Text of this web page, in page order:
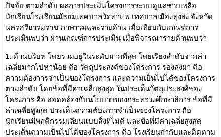
ปัจจัย ตามลำดับ ผลการประเมินโครงการระบบดูแลช่วยเหลือ
นักเรียนโรงเรียนมัธยมเทศบาลวัดท่าแพ เทศบาลเมืองทุ่งสง จังหวัด
นครศรีธรรมราช ภาพรวมและรายด้าน เมื่อเทียบกับเกณฑ์การ
ประเมินพบว่า ผ่านเกณฑ์การประเมิน เมื่อพิจารณารายด้านพบว่า
1. ด้านบริบท โดยรวมอยู่ในระดับมากที่สุด โดยเรียงลำดับจากค่า
เฉลี่ยมากไปหาน้อย คือ วัตถุประสงค์ของโครงการ รองลงมา คือ
ความต้องการจำเป็นของโครงการ และความเป็นไปได้ของโครงการ
ตามลำดับ โดยข้อที่มีค่าเฉลี่ยสูงสุด ในประเด็นวัตถุประสงค์ของ
โครงการ คือ สอดคล้องกับนโยบายของกระทรวงศึกษาธิการ ข้อที่มี
ค่าเฉลี่ยสูงสุด ประเด็นความต้องการจำเป็นของโครงการ คือ
นักเรียนมีพฤติกรรมเลียนแบบสิ่งที่ไม่ดี และข้อที่มีค่าเฉลี่ยสูงสุด
ประเด็นความเป็นไปได้ของโครงการ คือ โรงเรียนกำกับและติดตาม